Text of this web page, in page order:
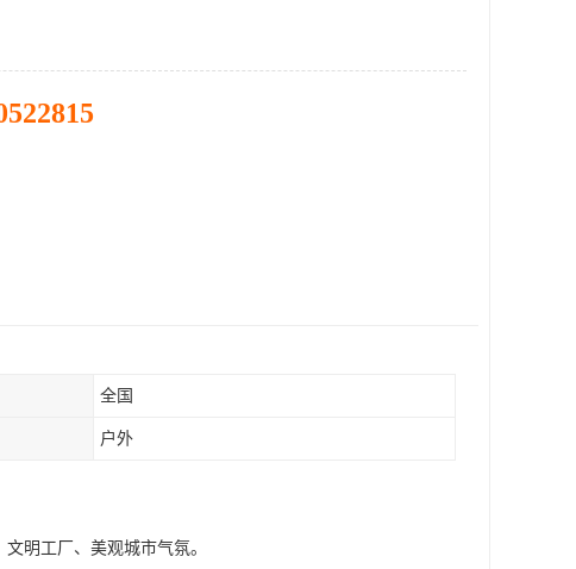
全国
户外
明工厂、美观城市气氛。